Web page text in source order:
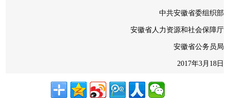
中共安徽省委组织部
安徽省人力资源和社会保障厅
安徽省公务员局
2017年3月18日